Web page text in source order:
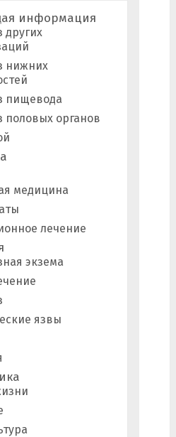
информация
других
нижних
пищевода
половых органов
медицина
лечение
экзема
язвы